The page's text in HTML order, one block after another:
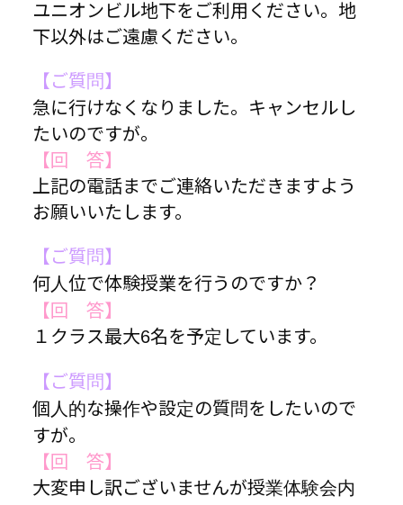
ユニオンビル地下をご利用ください。地
下以外はご遠慮ください。
【ご質問】
急に行けなくなりました。キャンセルし
たいのですが。
【回 答】
上記の電話までご連絡いただきますよう
お願いいたします。
【ご質問】
何人位で体験授業を行うのですか？
【回 答】
１クラス最大6名を予定しています。
【ご質問】
個人的な操作や設定の質問をしたいので
すが。
【回 答】
大変申し訳ございませんが授業体験会内